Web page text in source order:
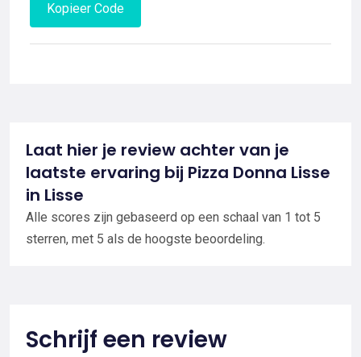
Kopieer Code
Laat hier je review achter van je
laatste ervaring bij Pizza Donna Lisse
in Lisse
Alle scores zijn gebaseerd op een schaal van 1 tot 5
sterren, met 5 als de hoogste beoordeling.
Schrijf een review